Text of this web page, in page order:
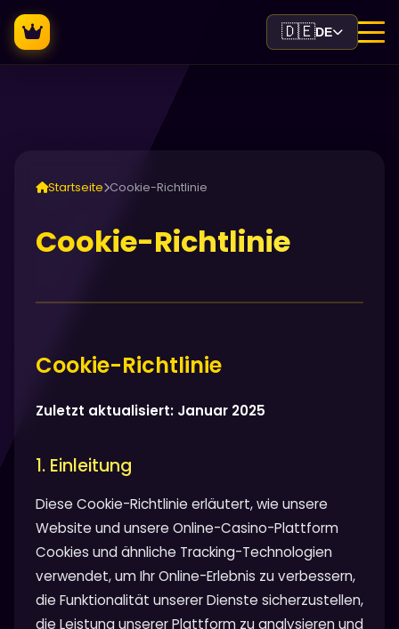
🇩🇪DE
Startseite Cookie-Richtlinie
Cookie-Richtlinie
Cookie-Richtlinie
Zuletzt aktualisiert: Januar 2025
1. Einleitung
Diese Cookie-Richtlinie erläutert, wie unsere
Website und unsere Online-Casino-Plattform
Cookies und ähnliche Tracking-Technologien
verwendet, um Ihr Online-Erlebnis zu verbessern,
die Funktionalität unserer Dienste sicherzustellen,
die Leistung unserer Plattform zu analysieren und